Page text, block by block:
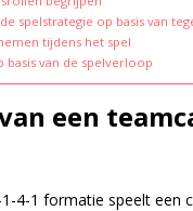
spelstrategie op basis van
tijdens het spel
basis van de spelverloop
een
4-1 formatie speelt een